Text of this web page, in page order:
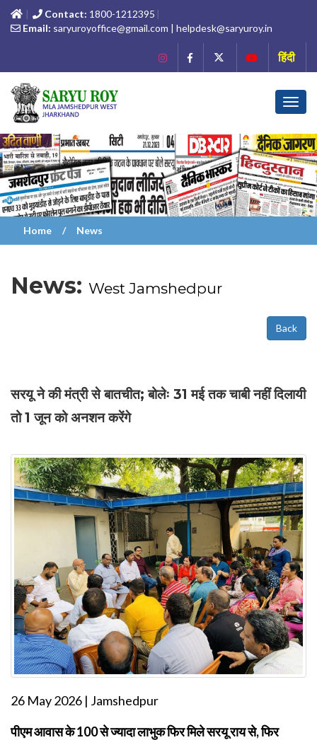
Contact: 1800-1212395
Email: saryuroyoffice@gmail.com | helpdesk@saryuroy.in
हिंदी
Home News
News: West Jamshedpur
Back
सरयू ने की मंत्री से बातचीत; बोलेः 31 मई तक चाबी नहीं दिलायी
तो 1 जून को अनशन करेंगे
26 May 2026 | Jamshedpur
पीएम आवास के 100 से ज्यादा लाभुक फिर मिले सरयू राय से, फिर